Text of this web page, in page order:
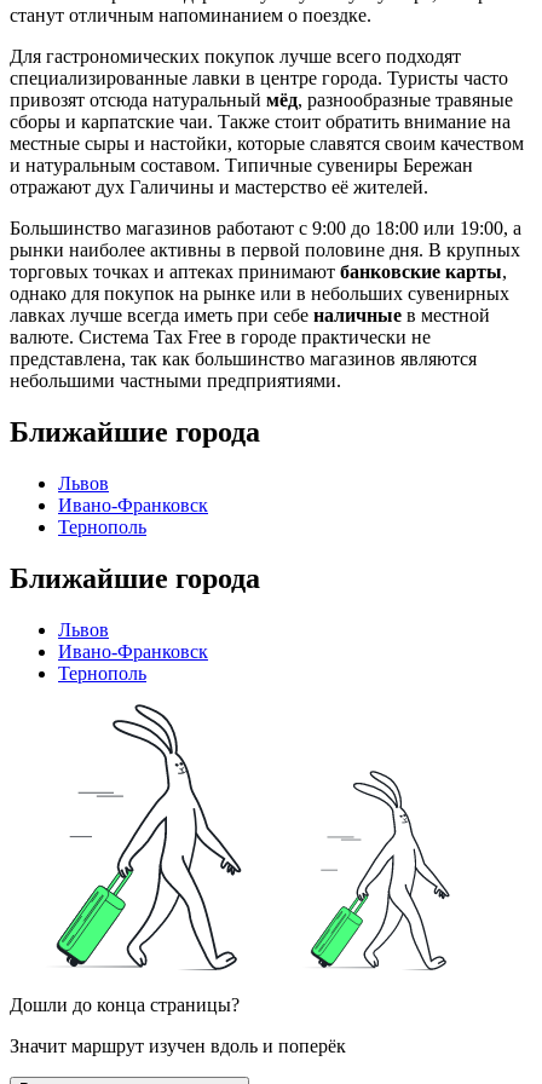
станут отличным напоминанием о поездке.
Для гастрономических покупок лучше всего подходят
специализированные лавки в центре города. Туристы часто
привозят отсюда натуральный мёд, разнообразные травяные
сборы и карпатские чаи. Также стоит обратить внимание на
местные сыры и настойки, которые славятся своим качеством
и натуральным составом. Типичные сувениры Бережан
отражают дух Галичины и мастерство её жителей.
Большинство магазинов работают с 9:00 до 18:00 или 19:00, а
рынки наиболее активны в первой половине дня. В крупных
торговых точках и аптеках принимают банковские карты,
однако для покупок на рынке или в небольших сувенирных
лавках лучше всегда иметь при себе наличные в местной
валюте. Система Tax Free в городе практически не
представлена, так как большинство магазинов являются
небольшими частными предприятиями.
Ближайшие города
Львов
Ивано-Франковск
Тернополь
Ближайшие города
Львов
Ивано-Франковск
Тернополь
Дошли до конца страницы?
Значит маршрут изучен вдоль и поперёк